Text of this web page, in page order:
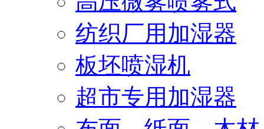
纺织厂用加湿器
板坯喷湿机
超市专用加湿器